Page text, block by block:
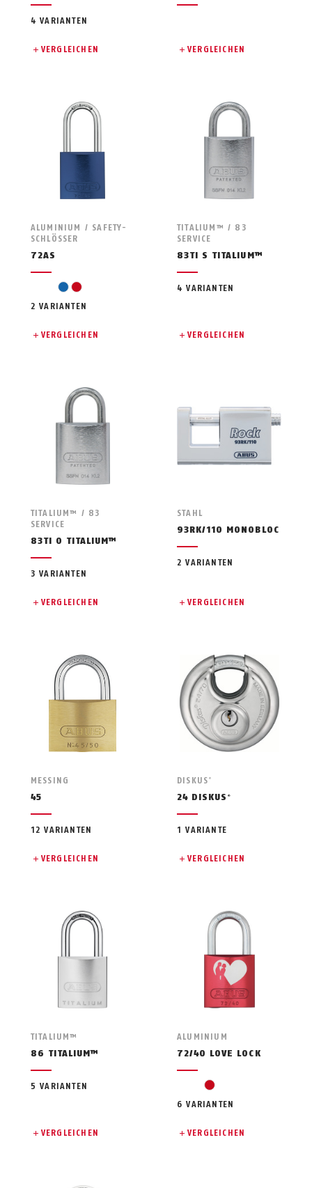
4 VARIANTEN
VERGLEICHEN VERGLEICHEN
ALUMINIUM / SAFETY-
SCHLÖSSER
72AS
blue
red
2 VARIANTEN
VERGLEICHEN
TITALIUM™ / 83
SERVICE
83TI S TITALIUM™
4 VARIANTEN
VERGLEICHEN
TITALIUM™ / 83
SERVICE
83TI O TITALIUM™
3 VARIANTEN
VERGLEICHEN
STAHL
93RK/110 MONOBLOC
2 VARIANTEN
VERGLEICHEN
MESSING
45
12 VARIANTEN
VERGLEICHEN
DISKUS ®
24 DISKUS ®
1 VARIANTE
VERGLEICHEN
TITALIUM™
86 TITALIUM™
5 VARIANTEN
VERGLEICHEN
ALUMINIUM
72/40 LOVE LOCK
red
6 VARIANTEN
VERGLEICHEN